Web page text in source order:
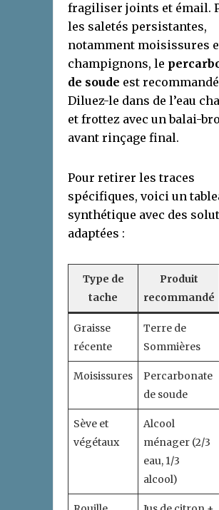
fragiliser joints et émail.
les saletés persistantes,
notamment moisissures
champignons, le
de soude est
Diluez-le dans de l’eau
et frottez avec un balai-
avant rinçage final.
Pour retirer les traces
spécifiques, voici un
synthétique avec des
adaptées :
Type de
tache
Produit
recommandé
Graisse
récente
Terre de
Sommières
Moisissures
Percarbonate
de soude
Sève et
végétaux
Alcool
ménager (2/3
eau, 1/3
alcool)